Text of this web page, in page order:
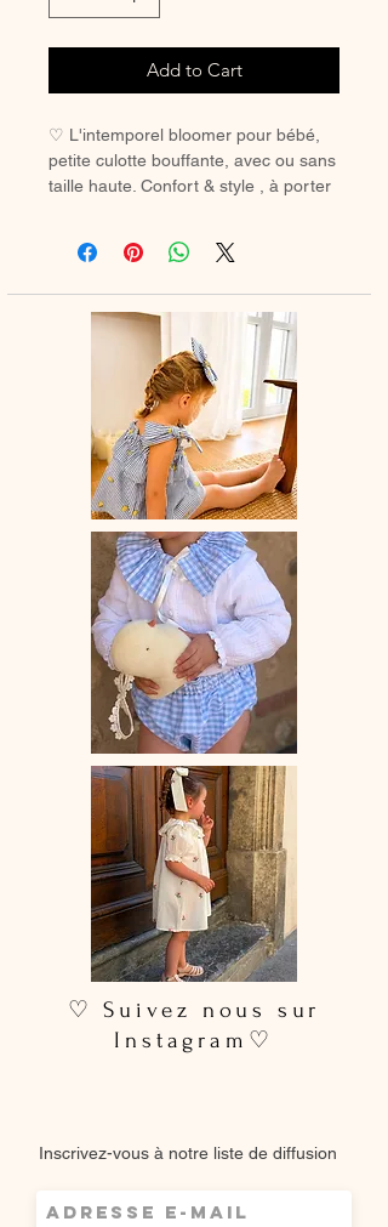
Add to Cart
♡ L'intemporel bloomer pour bébé,
petite culotte bouffante, avec ou sans
taille haute. Confort & style , à porter
♡ Petit Bloomer entièrement réalisé à
♡ Le délai de fabrication est de 15 à
28 jours ouvrés selon les commandes
♡ Lavage à la main ou en machine
30° max, couleurs similaires, cycle
délicat. Ne pas utilser de sèche-linge.
♡ Suivez nous sur
Instagram♡
Inscrivez-vous à notre liste de diffusion